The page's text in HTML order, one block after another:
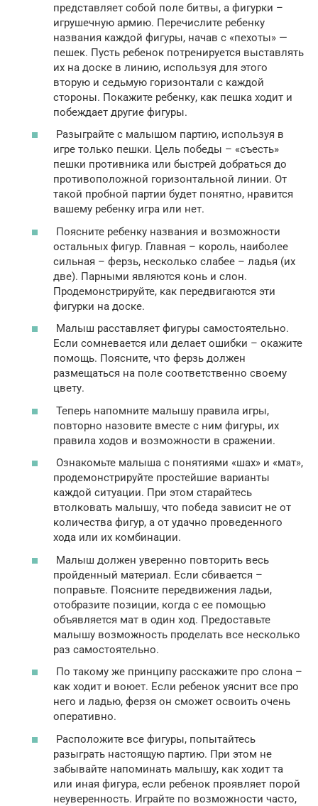
представляет собой поле битвы, а фигурки –
игрушечную армию. Перечислите ребенку
названия каждой фигуры, начав с «пехоты» —
пешек. Пусть ребенок потренируется выставлять
их на доске в линию, используя для этого
вторую и седьмую горизонтали с каждой
стороны. Покажите ребенку, как пешка ходит и
побеждает другие фигуры.
Разыграйте с малышом партию, используя в
игре только пешки. Цель победы – «съесть»
пешки противника или быстрей добраться до
противоположной горизонтальной линии. От
такой пробной партии будет понятно, нравится
вашему ребенку игра или нет.
Поясните ребенку названия и возможности
остальных фигур. Главная – король, наиболее
сильная – ферзь, несколько слабее – ладья (их
две). Парными являются конь и слон.
Продемонстрируйте, как передвигаются эти
фигурки на доске.
Малыш расставляет фигуры самостоятельно.
Если сомневается или делает ошибки – окажите
помощь. Поясните, что ферзь должен
размещаться на поле соответственно своему
цвету.
Теперь напомните малышу правила игры,
повторно назовите вместе с ним фигуры, их
правила ходов и возможности в сражении.
Ознакомьте малыша с понятиями «шах» и «мат»,
продемонстрируйте простейшие варианты
каждой ситуации. При этом старайтесь
втолковать малышу, что победа зависит не от
количества фигур, а от удачно проведенного
хода или их комбинации.
Малыш должен уверенно повторить весь
пройденный материал. Если сбивается –
поправьте. Поясните передвижения ладьи,
отобразите позиции, когда с ее помощью
объявляется мат в один ход. Предоставьте
малышу возможность проделать все несколько
раз самостоятельно.
По такому же принципу расскажите про слона –
как ходит и воюет. Если ребенок уяснит все про
него и ладью, ферзя он сможет освоить очень
оперативно.
Расположите все фигуры, попытайтесь
разыграть настоящую партию. При этом не
забывайте напоминать малышу, как ходит та
или иная фигура, если ребенок проявляет порой
неуверенность. Играйте по возможности часто,